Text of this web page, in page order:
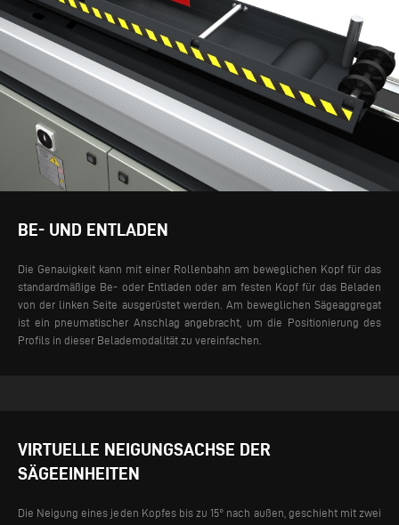
BE- UND ENTLADEN
Die Genauigkeit kann mit einer Rollenbahn am beweglichen Kopf für das
standardmäßige Be- oder Entladen oder am festen Kopf für das Beladen
von der linken Seite ausgerüstet werden. Am beweglichen Sägeaggregat
ist ein pneumatischer Anschlag angebracht, um die Positionierung des
Profils in dieser Belademodalität zu vereinfachen.
VIRTUELLE NEIGUNGSACHSE DER
SÄGEEINHEITEN
Die Neigung eines jeden Kopfes bis zu 15° nach außen, geschieht mit zwei